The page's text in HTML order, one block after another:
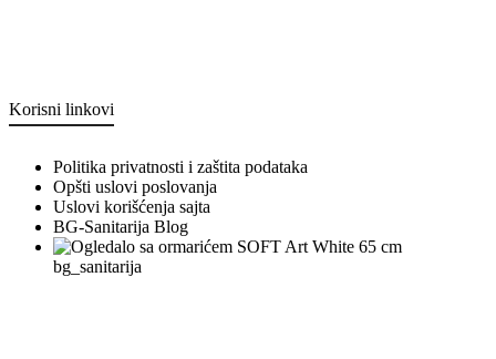
Korisni linkovi
Politika privatnosti i zaštita podataka
Opšti uslovi poslovanja
Uslovi korišćenja sajta
BG-Sanitarija Blog
bg_sanitarija